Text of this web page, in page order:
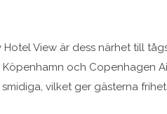
View är dess närhet till
och Copenhagen
vilket ger gästerna